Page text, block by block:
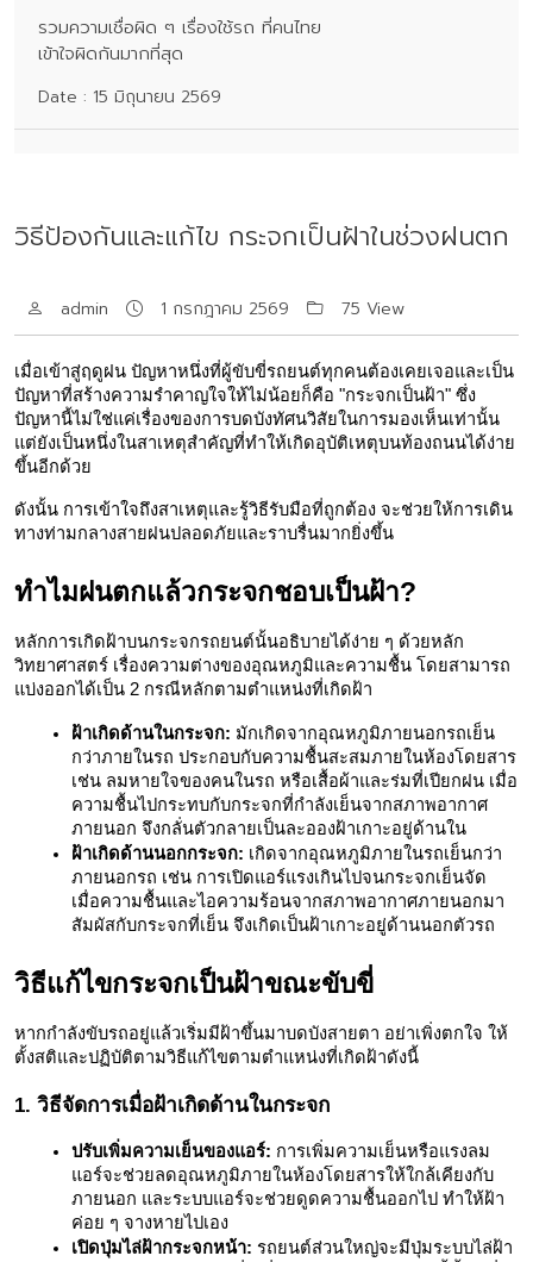
รวมความเชื่อผิด ๆ เรื่องใช้รถ ที่คนไทย
เข้าใจผิดกันมากที่สุด
Date : 15 มิถุนายน 2569
วิธีป้องกันและแก้ไข กระจกเป็นฝ้าในช่วงฝนตก
admin 1 กรกฎาคม 2569 75 View
เมื่อเข้าสู่ฤดูฝน ปัญหาหนึ่งที่ผู้ขับขี่รถยนต์ทุกคนต้องเคยเจอและเป็น
ปัญหาที่สร้างความรำคาญใจให้ไม่น้อยก็คือ "กระจกเป็นฝ้า" ซึ่ง
ปัญหานี้ไม่ใช่แค่เรื่องของการบดบังทัศนวิสัยในการมองเห็นเท่านั้น
แต่ยังเป็นหนึ่งในสาเหตุสำคัญที่ทำให้เกิดอุบัติเหตุบนท้องถนนได้ง่าย
ขึ้นอีกด้วย
ดังนั้น การเข้าใจถึงสาเหตุและรู้วิธีรับมือที่ถูกต้อง จะช่วยให้การเดิน
ทางท่ามกลางสายฝนปลอดภัยและราบรื่นมากยิ่งขึ้น
ทำไมฝนตกแล้วกระจกชอบเป็นฝ้า?
หลักการเกิดฝ้าบนกระจกรถยนต์นั้นอธิบายได้ง่าย ๆ ด้วยหลัก
วิทยาศาสตร์ เรื่องความต่างของอุณหภูมิและความชื้น โดยสามารถ
แบ่งออกได้เป็น 2 กรณีหลักตามตำแหน่งที่เกิดฝ้า
ฝ้าเกิดด้านในกระจก: มักเกิดจากอุณหภูมิภายนอกรถเย็น
กว่าภายในรถ ประกอบกับความชื้นสะสมภายในห้องโดยสาร
เช่น ลมหายใจของคนในรถ หรือเสื้อผ้าและร่มที่เปียกฝน เมื่อ
ความชื้นไปกระทบกับกระจกที่กำลังเย็นจากสภาพอากาศ
ภายนอก จึงกลั่นตัวกลายเป็นละอองฝ้าเกาะอยู่ด้านใน
ฝ้าเกิดด้านนอกกระจก: เกิดจากอุณหภูมิภายในรถเย็นกว่า
ภายนอกรถ เช่น การเปิดแอร์แรงเกินไปจนกระจกเย็นจัด
เมื่อความชื้นและไอความร้อนจากสภาพอากาศภายนอกมา
สัมผัสกับกระจกที่เย็น จึงเกิดเป็นฝ้าเกาะอยู่ด้านนอกตัวรถ
วิธีแก้ไขกระจกเป็นฝ้าขณะขับขี่
หากกำลังขับรถอยู่แล้วเริ่มมีฝ้าขึ้นมาบดบังสายตา อย่าเพิ่งตกใจ ให้
ตั้งสติและปฏิบัติตามวิธีแก้ไขตามตำแหน่งที่เกิดฝ้าดังนี้
1. วิธีจัดการเมื่อฝ้าเกิดด้านในกระจก
ปรับเพิ่มความเย็นของแอร์: การเพิ่มความเย็นหรือแรงลม
แอร์จะช่วยลดอุณหภูมิภายในห้องโดยสารให้ใกล้เคียงกับ
ภายนอก และระบบแอร์จะช่วยดูดความชื้นออกไป ทำให้ฝ้า
ค่อย ๆ จางหายไปเอง
เปิดปุ่มไล่ฝ้ากระจกหน้า: รถยนต์ส่วนใหญ่จะมีปุ่มระบบไล่ฝ้า